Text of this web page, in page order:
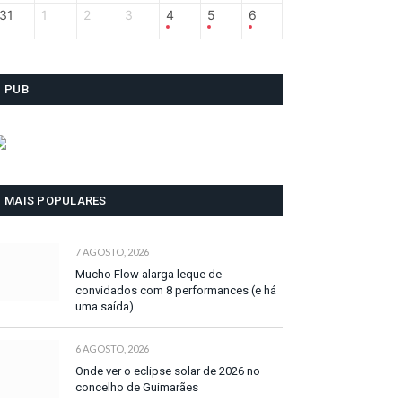
31 1 2 3 4 5 6
PUB
MAIS POPULARES
7 AGOSTO, 2026
Mucho Flow alarga leque de
convidados com 8 performances (e há
uma saída)
6 AGOSTO, 2026
Onde ver o eclipse solar de 2026 no
concelho de Guimarães